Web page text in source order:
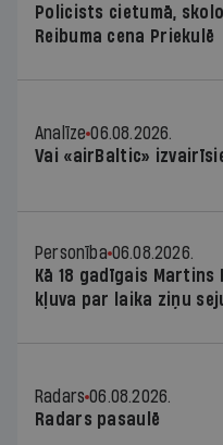
Policists cietumā,
Reibuma cena Priekulē
Analīze 06.08.2026.
Vai «airBaltic»
Personība 06.08.2026.
Kā 18 gadīgais Martins
kļuva par laika ziņu
Radars 06.08.2026.
Radars pasaulē